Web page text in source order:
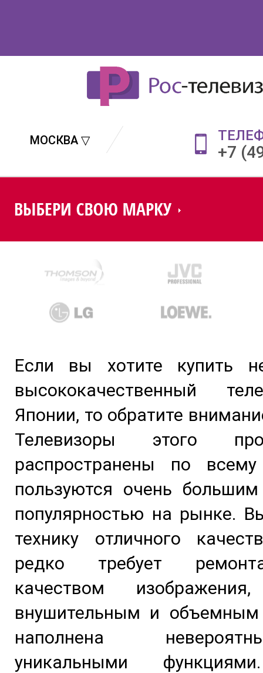
МОСКВА ▽
+7
Если вы хотите купить
высококачественный
Японии, то обратите
Телевизоры этого
распространены по
пользуются очень
популярностью на рынке.
технику отличного
редко требует
качеством
внушительным и объемным
наполнена
уникальными